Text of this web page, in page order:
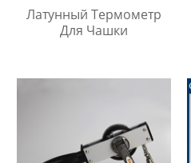
Латунный Термометр
Для Чашки